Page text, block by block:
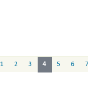
1 2 3 4 5 6